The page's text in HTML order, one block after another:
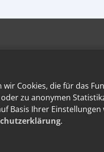
Cookies, die für das
zu anonymen
Basis Ihrer
.